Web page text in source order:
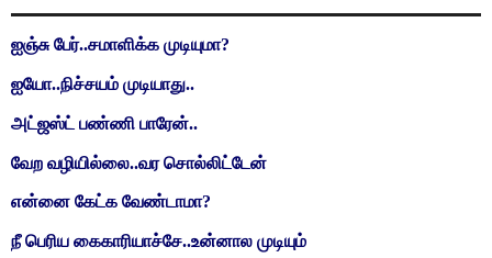
ஐஞ்சு பேர்..சமாளிக்க முடியுமா?
ஐயோ..நிச்சயம் முடியாது..
அட்ஜஸ்ட் பண்ணி பாரேன்..
வேற வழியில்லை..வர சொல்லிட்டேன்
என்னை கேட்க வேண்டாமா?
நீ பெரிய கைகாரியாச்சே..உன்னால முடியும்